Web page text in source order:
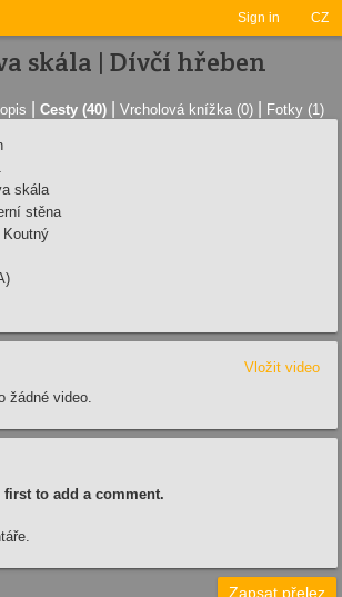
Sign in CZ
skála | Dívčí hřeben
Cesty (40) Vrcholová knížka (0) Fotky (1)
skála
stěna
Vložit video
žádné video.
to add a comment.
Zapsat přelez